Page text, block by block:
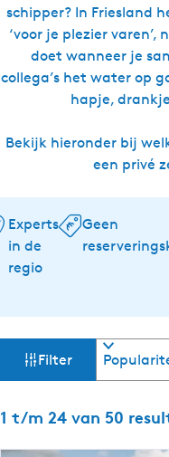
schipper? In Friesland
‘voor je plezier varen’,
doet wanneer je
collega’s het water op
hapje,
Bekijk hieronder bij
een privé
Experts
in de
regio
Geen
a
t
Filter
r
t
e
e
1 t/m 24 van 50
S
r